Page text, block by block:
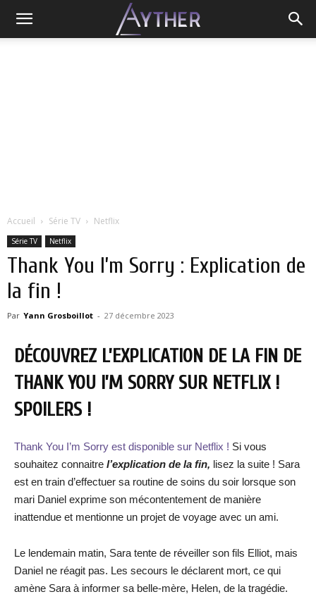
Accueil Série TV Netflix
Série TV Netflix
Thank You I’m Sorry : Explication de
la fin !
Par Yann Grosboillot - 27 décembre 2023
DÉCOUVREZ L’EXPLICATION DE LA FIN DE
THANK YOU I’M SORRY SUR NETFLIX !
SPOILERS !
Thank You I’m Sorry est disponible sur Netflix ! Si vous
souhaitez connaitre l’explication de la fin, lisez la suite ! Sara
est en train d’effectuer sa routine de soins du soir lorsque son
mari Daniel exprime son mécontentement de manière
inattendue et mentionne un projet de voyage avec un ami.
Le lendemain matin, Sara tente de réveiller son fils Elliot, mais
Daniel ne réagit pas. Les secours le déclarent mort, ce qui
amène Sara à informer sa belle-mère, Helen, de la tragédie.